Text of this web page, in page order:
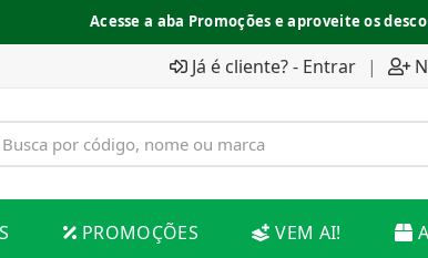
Acesse a aba Promoções e aproveite os
Já é cliente? - Entrar |
PROMOÇÕES VEM AI!